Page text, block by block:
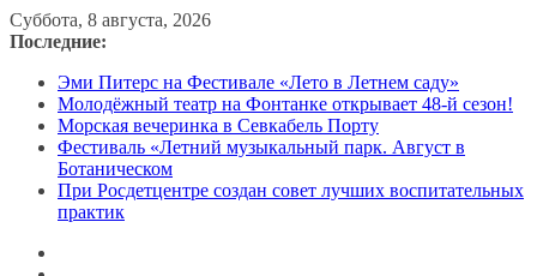
Перейти
к
Суббота, 8 августа, 2026
Последние:
Эми Питерс на Фестивале «Лето в Летнем саду»
Молодёжный театр на Фонтанке открывает 48-й сезон!
Морская вечеринка в Севкабель Порту
Фестиваль «Летний музыкальный парк. Август в
Ботаническом
При Росдетцентре создан совет лучших воспитательных
практик